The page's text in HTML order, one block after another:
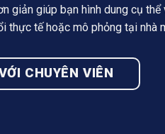
giản giúp bạn hình dung cụ thể
thực tế hoặc mô phỏng tại nhà
CHUYÊN VIÊN